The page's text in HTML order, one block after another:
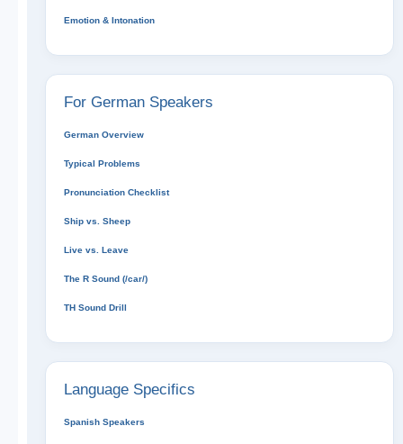
Emotion & Intonation
For German Speakers
German Overview
Typical Problems
Pronunciation Checklist
Ship vs. Sheep
Live vs. Leave
The R Sound (/car/)
TH Sound Drill
Language Specifics
Spanish Speakers